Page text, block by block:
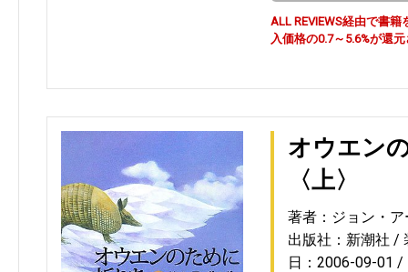
ALL REVIEWS経由で書
入価格の0.7～5.6%が還
オウエン
〈上〉
著者：ジョン・
出版社：新潮社
日：2006-09-01